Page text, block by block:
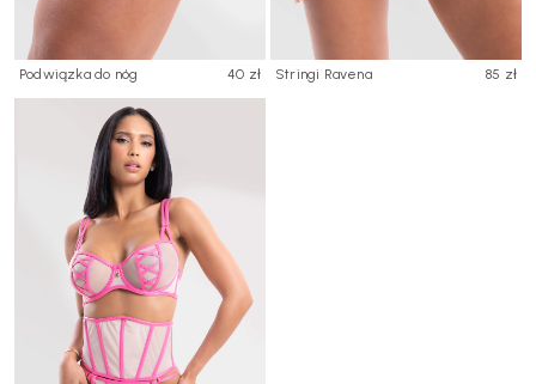
Podwiązka do nóg 40 zł Stringi Ravena 85 zł